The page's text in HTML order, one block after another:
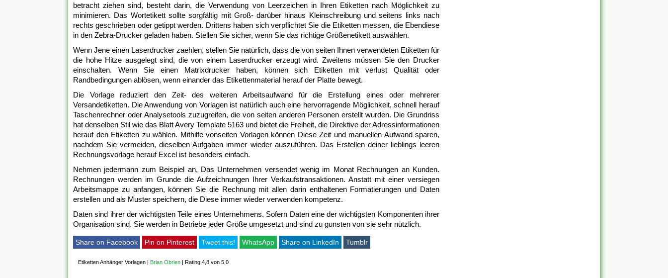
betracht ziehen sind, besteht darin, die Verwendung von Leerzeichen in Ihren Etiketten nach Möglichkeit zu
minimieren. Das Wortetikett sollte sorgfältig mit Groß- darüber hinaus Kleinschreibung und seitens links nach
rechts geschrieben oder getippt werden. Drittens haben sich verpflichtet Sie die Etiketten messen, die Ebendiese
in den Zebra-Drucker geladen haben. Stellen Sie sicher, wenn Sie das richtige Größenetikett auswählen.
Wenn Jene einen Laserdrucker zaehlen, stellen Sie natürlich, dass die von seiten Ihnen verwendeten Etiketten für
die hohe Hitze ausgelegt sind, die von einem Laserdrucker erzeugt wird. Zweitens müssen Sie den Drucker
einschalten. Wenn Sie einen Matrixdrucker haben, können sich Etiketten mit verlust Qualität oder
Randbedingungen ablösen, wenn einander das Etikettenmaterial herauf der Platte bewegt.
Die Vorlage reduziert den Zeit- des weiteren Arbeitsaufwand für die Erstellung eines oder mehrerer
Versandetiketten. Die Anwendung von Vorlagen ist natürlich auch eine hervorragende Möglichkeit, schnell herauf
Taschenrechner oder Analysetools zuzugreifen, die von seiten anderen Personen erstellt wurden. Die Grundriss
hat denselben Stil wie das Blatt Avery Template 5163 und bietet die Freiheit, die Direktive der Adressinformationen
herauf den Etiketten zu wählen. Mithilfe vonseiten Vorlagen können Diese Zeit und manuellen Aufwand sparen,
nachdem Sie vermeiden, dieselben Aufgaben immer wieder auszuführen. Das Erstellen deiner lieblings leeren
Rechnungsvorlage herauf Excel ist besonders einfach.
Nehmen jedermann zum Beispiel an, Das Unternehmen versendet wenig im Monat Rechnungen an Kunden.
Rechnungen werden im Grunde die Aufzeichnungen Ihrer Verkaufstransaktionen. Anstatt mit einer versiegen
Arbeitsmappe zu anfangen, können Sie die Rechnung mit allen darin enthaltenen Formatierungen und Daten
erstellen und als Muster speichern, die Diese immer wieder verwenden kompetenz.
Daten sind ihrer der wichtigsten Teile eines Unternehmens. Sofern Daten eine der wichtigsten Komponenten ihrer
Organisation sind. Sie werden in Betriebe jeder Größe umgesetzt und sind zu gunsten von sie sehr nützlich.
Share on Facebook Pin on Pinterest Tweet this! WhatsApp Share on LinkedIn Tumblr
Etiketten Anhänger Vorlagen | Brian Obrien | Rating 4,8 von 5,0